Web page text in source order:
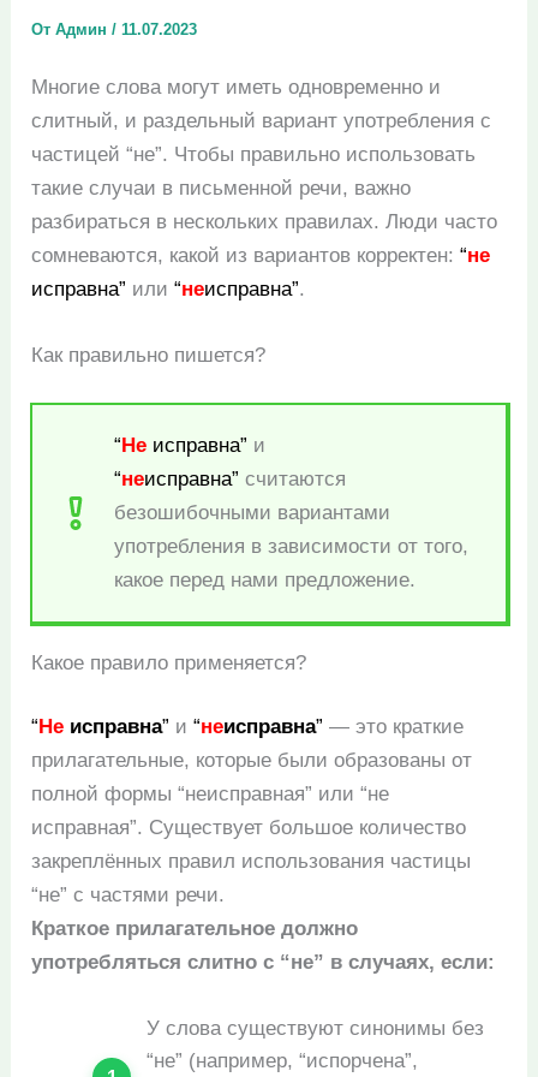
ОтАдмин/11.07.2023
Многие слова могут иметь одновременно и
слитный, и раздельный вариант употребления с
частицей “не”. Чтобы правильно использовать
такие случаи в письменной речи, важно
разбираться в нескольких правилах. Люди часто
сомневаются, какой из вариантов корректен:“не
исправна” или“неисправна”.
Как правильно пишется?
“Не исправна” и
“неисправна” считаются
безошибочными вариантами
употребления в зависимости от того,
какое перед нами предложение.
Какое правило применяется?
“ Не исправна” и“неисправна” — это краткие
прилагательные, которые были образованы от
полной формы “неисправная” или “не
исправная”. Существует большое количество
закреплённых правил использования частицы
“не” с частями речи.
Краткое прилагательное должно
употребляться слитно с “не” в случаях, если:
У слова существуют синонимы без
“не” (например, “испорчена”,